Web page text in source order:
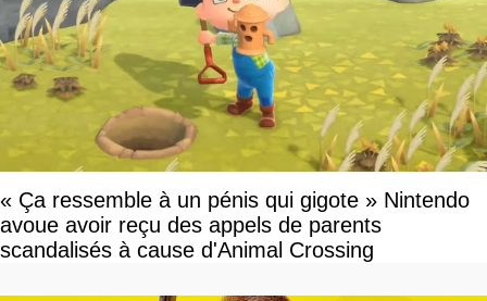
« Ça ressemble à un pénis qui gigote » Nintendo
avoue avoir reçu des appels de parents
scandalisés à cause d'Animal Crossing